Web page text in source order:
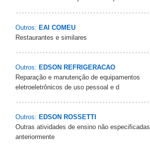
Outros: EAI COMEU
Restaurantes e similares
Outros: EDSON REFRIGERACAO
Reparação e manutenção de equipamentos
eletroeletrônicos de uso pessoal e d
Outros: EDSON ROSSETTI
Outras atividades de ensino não especificadas
anteriormente